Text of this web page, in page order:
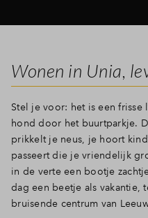
Wonen in Unia,
Stel je voor: het is een
hond door het buurtparkje.
prikkelt je neus, je hoort
passeert die je vriendelijk
in de verte een bootje
dag een beetje als vakantie,
bruisende centrum van